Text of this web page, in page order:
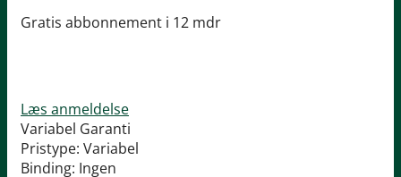
Gratis abbonnement i 12 mdr
Læs anmeldelse
Variabel Garanti
Pristype: Variabel
Binding: Ingen